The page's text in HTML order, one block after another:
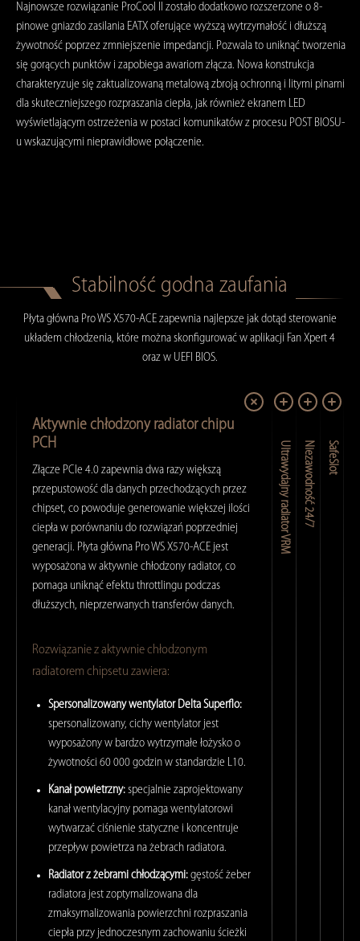
Najnowsze rozwiązanie ProCool II zostało dodatkowo rozszerzone o 8-
pinowe gniazdo zasilania EATX oferujące wyższą wytrzymałość i dłuższą
żywotność poprzez zmniejszenie impedancji. Pozwala to uniknąć tworzenia
się gorących punktów i zapobiega awariom złącza. Nowa konstrukcja
charakteryzuje się zaktualizowaną metalową zbroją ochronną i litymi pinami
dla skuteczniejszego rozpraszania ciepła, jak również ekranem LED
wyświetlającym ostrzeżenia w postaci komunikatów z procesu POST BIOSU-
u wskazującymi nieprawidłowe połączenie.
Stabilność godna zaufania
Płyta główna Pro WS X570-ACE zapewnia najlepsze jak dotąd sterowanie
układem chłodzenia, które można skonfigurować w aplikacji Fan Xpert 4
oraz w UEFI BIOS.
Aktywnie chłodzony radiator chipu
PCH
Złącze PCIe 4.0 zapewnia dwa razy większą
przepustowość dla danych przechodzących przez
chipset, co powoduje generowanie większej ilości
ciepła w porównaniu do rozwiązań poprzedniej
generacji. Płyta główna Pro WS X570-ACE jest
wyposażona w aktywnie chłodzony radiator, co
pomaga uniknąć efektu throttlingu podczas
dłuższych, nieprzerwanych transferów danych.
Rozwiązanie z aktywnie chłodzonym
radiatorem chipsetu zawiera:
Spersonalizowany wentylator Delta Superflo:
spersonalizowany, cichy wentylator jest
wyposażony w bardzo wytrzymałe łożysko o
żywotności 60 000 godzin w standardzie L10.
Kanał powietrzny: specjalnie zaprojektowany
kanał wentylacyjny pomaga wentylatorowi
wytwarzać ciśnienie statyczne i koncentruje
przepływ powietrza na żebrach radiatora.
Radiator z żebrami chłodzącymi: gęstość żeber
radiatora jest zoptymalizowana dla
zmaksymalizowania powierzchni rozpraszania
ciepła przy jednoczesnym zachowaniu ścieżki
Ultrawydajny radiator VRMNiezawodność 24/7 SafeSlot